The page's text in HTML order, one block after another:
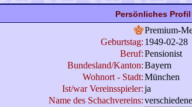
Persönliches
Premium-
Geburtstag: 1949-02-28
Beruf:Pensionist
Bundesland/Kanton:Bayern
Wohnort - Stadt:München
Ist/war Vereinsspieler:ja
Name des Schachvereins: